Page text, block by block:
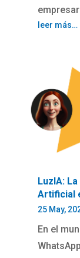
leer más…
LuzIA:
Artificial
25 May,
En el